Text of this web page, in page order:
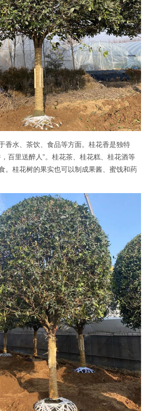
香水、茶饮、食品等方面。桂花香是独特
百里送醉人”。桂花茶、桂花糕、桂花酒等
。桂花树的果实也可以制成果酱、蜜饯和药